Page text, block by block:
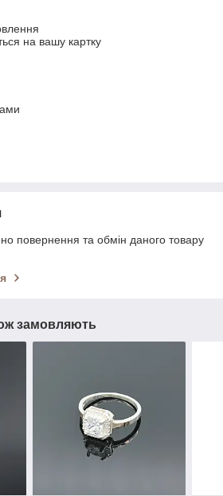
на вашу картку
повернення та обмін даного товару
замовляють